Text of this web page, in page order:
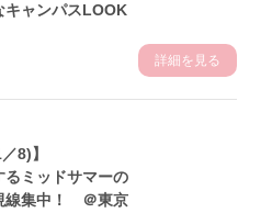
ャンパスLOOK
詳細を見る
8)】
るミッドサマーの
線集中！ ＠東京